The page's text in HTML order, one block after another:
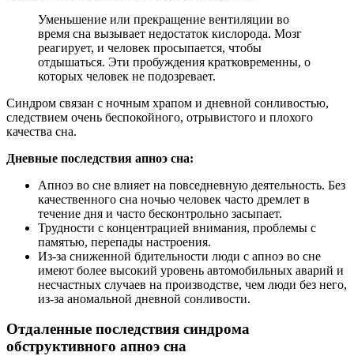
Уменьшение или прекращение вентиляции во
время сна вызывает недостаток кислорода. Мозг
реагирует, и человек просыпается, чтобы
отдышаться. Эти пробуждения кратковременны, о
которых человек не подозревает.
Синдром связан с ночным храпом и дневной сонливостью,
следствием очень беспокойного, отрывистого и плохого
качества сна.
Дневные последствия апноэ сна:
Апноэ во сне влияет на повседневную деятельность. Без
качественного сна ночью человек часто дремлет в
течение дня и часто бесконтрольно засыпает.
Трудности с концентрацией внимания, проблемы с
памятью, перепады настроения.
Из-за сниженной бдительности люди с апноэ во сне
имеют более высокий уровень автомобильных аварий и
несчастных случаев на производстве, чем люди без него,
из-за аномальной дневной сонливости.
Отдаленные последствия синдрома
обструктивного апноэ сна